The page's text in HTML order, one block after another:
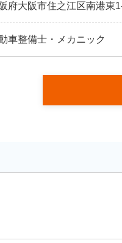
府大阪市住之江区南港東
車整備士・メカニック